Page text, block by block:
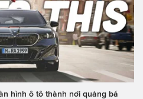
hình ô tô thành nơi quảng bá